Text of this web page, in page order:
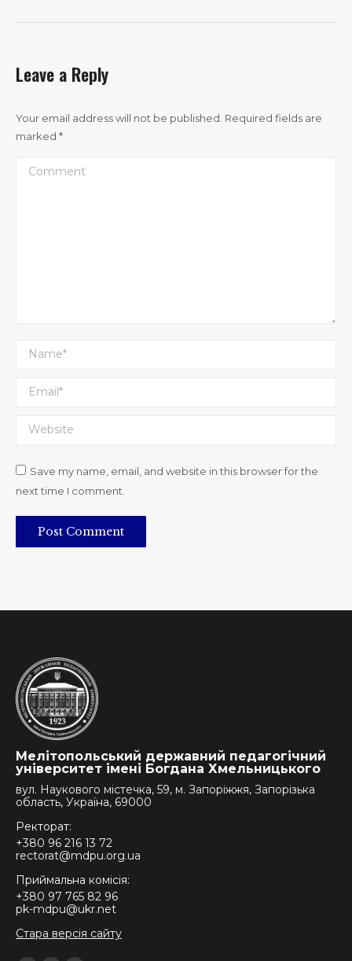
Leave a Reply
Your email address will not be published. Required fields are
marked *
Comment
Name *
Email *
Website
Save my name, email, and website in this browser for the
next time I comment.
Post Comment
Мелітопольський державний педагогічний
університет імені Богдана Хмельницького
вул. Наукового містечка, 59, м. Запоріжжя, Запорізька
область, Україна, 69000
Ректорат:
+380 96 216 13 72
rectorat@mdpu.org.ua
Приймальна комісія:
+380 97 765 82 96
pk-mdpu@ukr.net
Стара версія сайту